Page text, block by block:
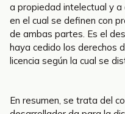
a propiedad intelectual y a
en el cual se definen con
de ambas partes. Es el
haya cedido los derechos
licencia según la cual se
En resumen, se trata del